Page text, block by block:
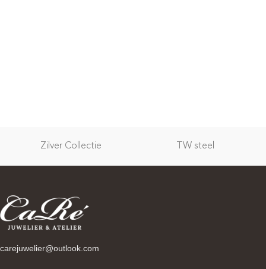
Zilver Collectie TW steel
carejuwelier@outlook.com